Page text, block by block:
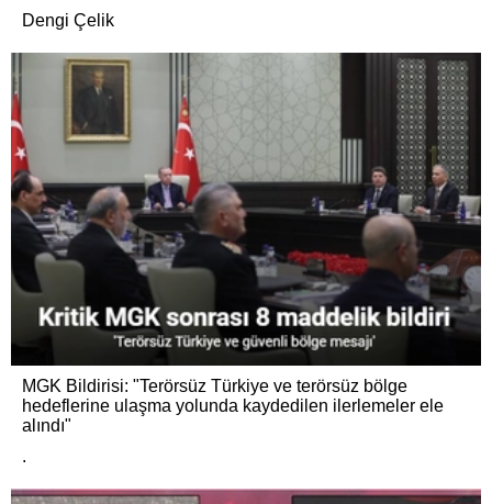
Dengi Çelik
MGK Bildirisi: "Terörsüz Türkiye ve terörsüz bölge
hedeflerine ulaşma yolunda kaydedilen ilerlemeler ele
alındı"
.